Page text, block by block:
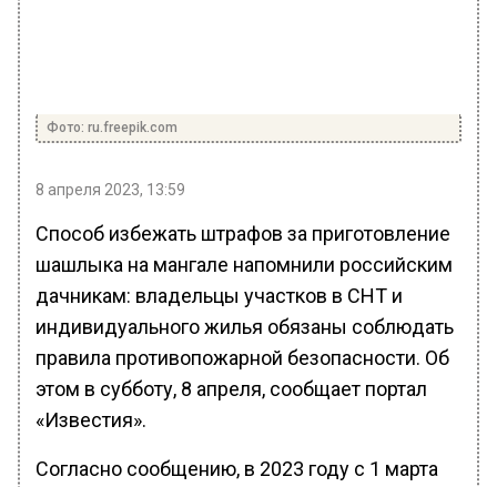
Фото: ru.freepik.com
8 апреля 2023, 13:59
Способ избежать штрафов за приготовление
шашлыка на мангале напомнили российским
дачникам: владельцы участков в СНТ и
индивидуального жилья обязаны соблюдать
правила противопожарной безопасности. Об
этом в субботу, 8 апреля, сообщает портал
«Известия».
Согласно сообщению, в 2023 году с 1 марта